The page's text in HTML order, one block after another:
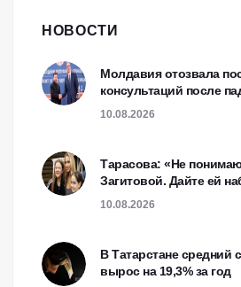
НОВОСТИ
Молдавия отозвала
консультаций после
10.08.2026
Тарасова: «Не
Загитовой. Дайте ей
10.08.2026
В Татарстане средний
вырос на 19,3% за год